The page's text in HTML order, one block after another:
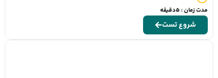
مدت زمان : 5دقیقه
شروع تست